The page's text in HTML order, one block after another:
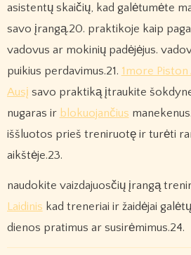
asistentų skaičių, kad galėtumėte
savo įrangą.20. praktikoje kaip
vadovus ar mokinių padėjėjus.
puikius perdavimus.21. 1more
Ausį savo praktiką įtraukite
nugaras ir blokuojančius
iššluotos prieš treniruotę ir turėti
aikštėje.23.
naudokite vaizdajuosčių įrangą
Laidinis kad treneriai ir žaidėjai
dienos pratimus ar susirėmimus.24.